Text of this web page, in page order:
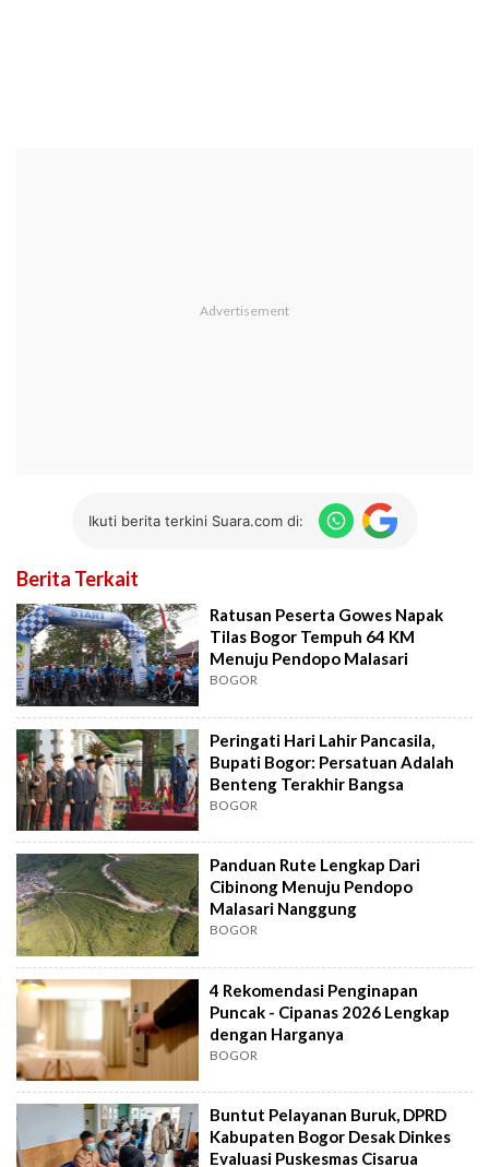
Ikuti berita terkini Suara.com di:
Berita Terkait
Ratusan Peserta Gowes Napak
Tilas Bogor Tempuh 64 KM
Menuju Pendopo Malasari
BOGOR
Peringati Hari Lahir Pancasila,
Bupati Bogor: Persatuan Adalah
Benteng Terakhir Bangsa
BOGOR
Panduan Rute Lengkap Dari
Cibinong Menuju Pendopo
Malasari Nanggung
BOGOR
4 Rekomendasi Penginapan
Puncak - Cipanas 2026 Lengkap
dengan Harganya
BOGOR
Buntut Pelayanan Buruk, DPRD
Kabupaten Bogor Desak Dinkes
Evaluasi Puskesmas Cisarua